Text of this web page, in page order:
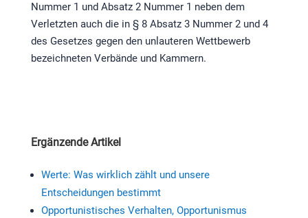
Nummer 1 und Absatz 2 Nummer 1 neben dem
Verletzten auch die in § 8 Absatz 3 Nummer 2 und 4
des Gesetzes gegen den unlauteren Wettbewerb
bezeichneten Verbände und Kammern.
Ergänzende Artikel
Werte: Was wirklich zählt und unsere
Entscheidungen bestimmt
Opportunistisches Verhalten, Opportunismus